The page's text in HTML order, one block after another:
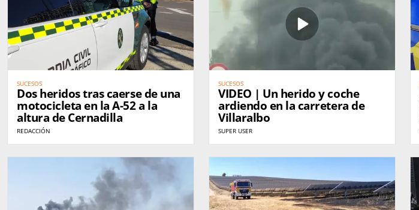
SUCESOS
Dos heridos tras caerse de una
motocicleta en la A-52 a la
altura de Cernadilla
REDACCIÓN
SUCESOS
VIDEO | Un herido y coche
ardiendo en la carretera de
Villaralbo
SUPER USER